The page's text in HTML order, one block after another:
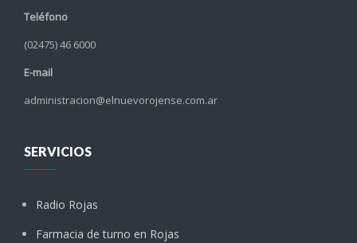
Teléfono
(02475) 46 6000
E-mail
administracion@elnuevorojense.com.ar
SERVICIOS
Radio Rojas
Farmacia de turno en Rojas